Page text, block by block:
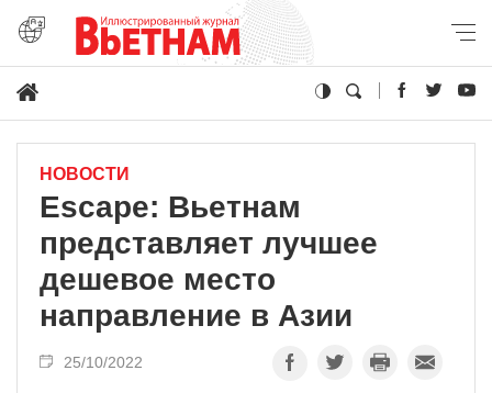
НОВОСТИ
Escape: Вьетнам
представляет лучшее
дешевое место
направление в Азии
25/10/2022